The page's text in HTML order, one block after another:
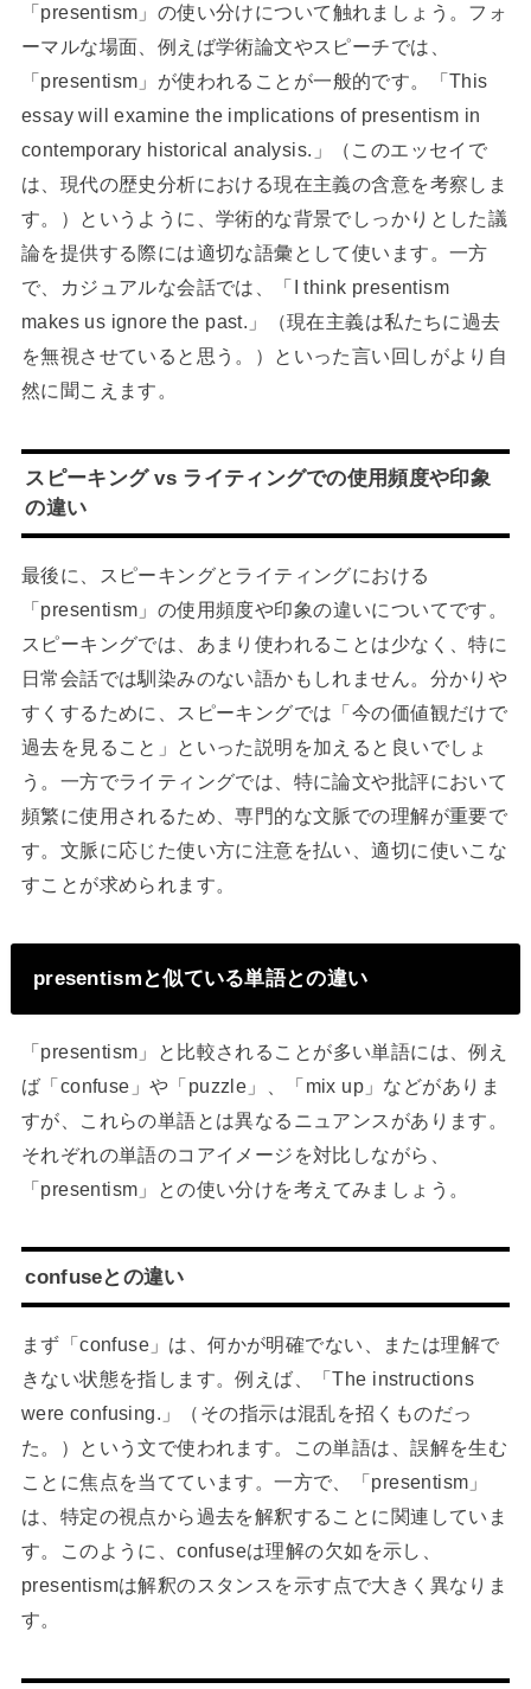
「presentism」の使い分けについて触れましょう。フォ
ーマルな場面、例えば学術論文やスピーチでは、
「presentism」が使われることが一般的です。「This
essay will examine the implications of presentism in
contemporary historical analysis.」（このエッセイで
は、現代の歴史分析における現在主義の含意を考察しま
す。）というように、学術的な背景でしっかりとした議
論を提供する際には適切な語彙として使います。一方
で、カジュアルな会話では、「I think presentism
makes us ignore the past.」（現在主義は私たちに過去
を無視させていると思う。）といった言い回しがより自
然に聞こえます。
スピーキング vs ライティングでの使用頻度や印象
の違い
最後に、スピーキングとライティングにおける
「presentism」の使用頻度や印象の違いについてです。
スピーキングでは、あまり使われることは少なく、特に
日常会話では馴染みのない語かもしれません。分かりや
すくするために、スピーキングでは「今の価値観だけで
過去を見ること」といった説明を加えると良いでしょ
う。一方でライティングでは、特に論文や批評において
頻繁に使用されるため、専門的な文脈での理解が重要で
す。文脈に応じた使い方に注意を払い、適切に使いこな
すことが求められます。
presentismと似ている単語との違い
「presentism」と比較されることが多い単語には、例え
ば「confuse」や「puzzle」、「mix up」などがありま
すが、これらの単語とは異なるニュアンスがあります。
それぞれの単語のコアイメージを対比しながら、
「presentism」との使い分けを考えてみましょう。
confuseとの違い
まず「confuse」は、何かが明確でない、または理解で
きない状態を指します。例えば、「The instructions
were confusing.」（その指示は混乱を招くものだっ
た。）という文で使われます。この単語は、誤解を生む
ことに焦点を当てています。一方で、「presentism」
は、特定の視点から過去を解釈することに関連していま
す。このように、confuseは理解の欠如を示し、
presentismは解釈のスタンスを示す点で大きく異なりま
す。